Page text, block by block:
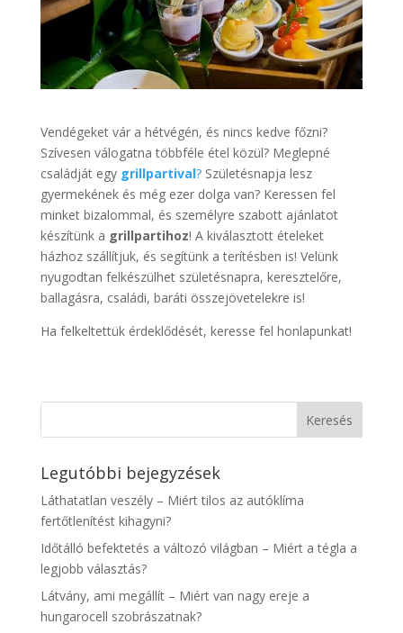
Vendégeket vár a hétvégén, és nincs kedve főzni?
Szívesen válogatna többféle étel közül? Meglepné
családját egy grillpartival?Születésnapja lesz
gyermekének és még ezer dolga van? Keressen fel
minket bizalommal, és személyre szabott ajánlatot
készítünk a grillpartihoz! A kiválasztott ételeket
házhoz szállítjuk, és segítünk a terítésben is! Velünk
nyugodtan felkészülhet születésnapra, keresztelőre,
ballagásra, családi, baráti összejövetelekre is!
Ha felkeltettük érdeklődését, keresse fel honlapunkat!
Legutóbbi bejegyzések
Láthatatlan veszély – Miért tilos az autóklíma
fertőtlenítést kihagyni?
Időtálló befektetés a változó világban – Miért a tégla a
legjobb választás?
Látvány, ami megállít – Miért van nagy ereje a
hungarocell szobrászatnak?